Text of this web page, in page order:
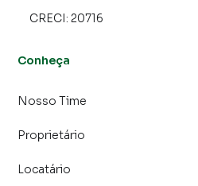
CRECI: 20716
Conheça
Nosso Time
Proprietário
Locatário